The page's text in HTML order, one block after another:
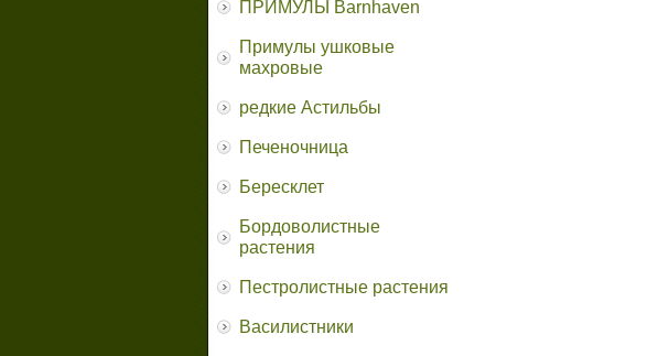
ПРИМУЛЫ Barnhaven
Примулы ушковые
махровые
редкие Астильбы
Печеночница
Бересклет
Бордоволистные
растения
Пестролистные растения
Василистники